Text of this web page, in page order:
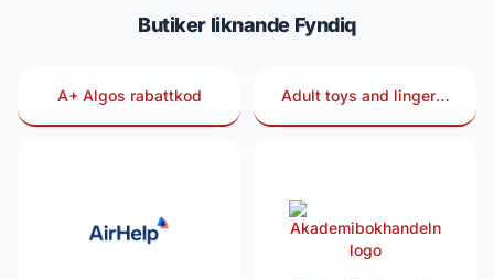
Butiker liknande Fyndiq
A+ Algos rabattkod
Adult toys and lingerie